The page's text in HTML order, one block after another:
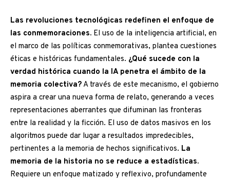
Las revoluciones tecnológicas redefinen el enfoque de
las conmemoraciones. El uso de la inteligencia artificial, en
el marco de las políticas conmemorativas, plantea cuestiones
éticas e históricas fundamentales. ¿Qué sucede con la
verdad histórica cuando la IA penetra el ámbito de la
memoria colectiva? A través de este mecanismo, el gobierno
aspira a crear una nueva forma de relato, generando a veces
representaciones aberrantes que difuminan las fronteras
entre la realidad y la ficción. El uso de datos masivos en los
algoritmos puede dar lugar a resultados impredecibles,
pertinentes a la memoria de hechos significativos. La
memoria de la historia no se reduce a estadísticas.
Requiere un enfoque matizado y reflexivo, profundamente